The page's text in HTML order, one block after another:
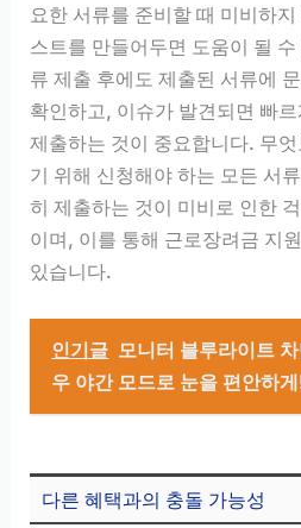
요한 서류를 준비할 때 미비하
스트를 만들어두면 도움이 될
류 제출 후에도 제출된 서류에
확인하고, 이슈가 발견되면 빠
제출하는 것이 중요합니다. 무
기 위해 신청해야 하는 모든 서
히 제출하는 것이 미비로 인한
이며, 이를 통해 근로장려금 지
있습니다.
인기글 모니터 블루라이트
우 야간 모드로 눈을 편안하
다른 혜택과의 충돌 가능성